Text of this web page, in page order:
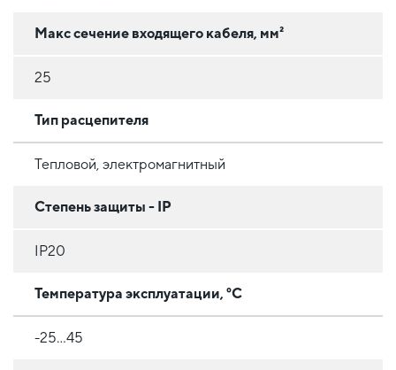
Макс сечение входящего кабеля, мм²
25
Тип расцепителя
Тепловой, электромагнитный
Степень защиты - IP
IP20
Температура эксплуатации, °C
-25...45